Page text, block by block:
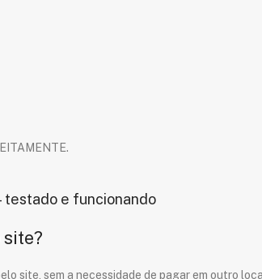
testado e funcionando
site, sem a necessidade de pagar em outro